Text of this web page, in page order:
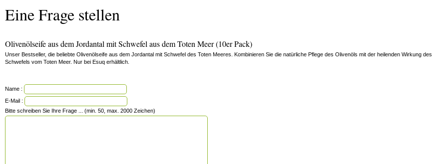
Eine Frage stellen
Olivenölseife aus dem Jordantal mit Schwefel aus dem Toten Meer (10er Pack)
Unser Bestseller, die beliebte Olivenölseife aus dem Jordantal mit Schwefel des Toten Meeres. Kombinieren Sie die natürliche Pflege des Olivenöls mit der heilenden Wirkung des
Schwefels vom Toten Meer. Nur bei Esuq erhältlich.
Name :
E-Mail :
Bitte schreiben Sie Ihre Frage ... (min. 50, max. 2000 Zeichen)